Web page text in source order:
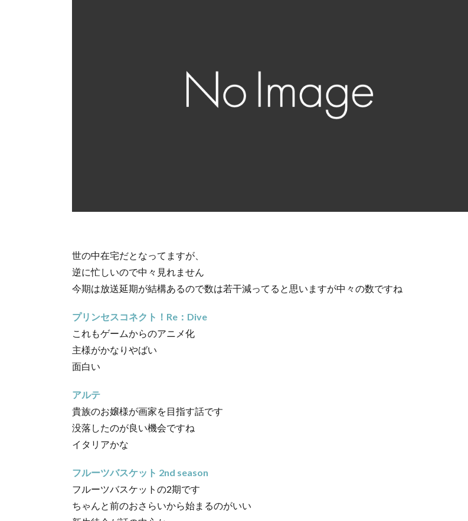
世の中在宅だとなってますが、
逆に忙しいので中々見れません
今期は放送延期が結構あるので数は若干減ってると思いますが中々の数ですね
プリンセスコネクト！Re：Dive
これもゲームからのアニメ化
主様がかなりやばい
面白い
アルテ
貴族のお嬢様が画家を目指す話です
没落したのが良い機会ですね
イタリアかな
フルーツバスケット 2nd season
フルーツバスケットの2期です
ちゃんと前のおさらいから始まるのがいい